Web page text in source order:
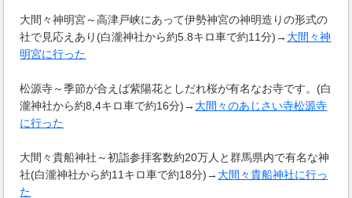
大間々神明宮～高津戸峡にあって伊勢神宮の神明造りの形式の
社で見応えあり(白瀧神社から約5.8キロ車で約11分)→ 大間々神
明宮に行った
松源寺～季節が合えば紫陽花としだれ桜が有名なお寺です。(白
瀧神社から約8,4キロ車で約16分)→ 大間々のあじさい寺松源寺
に行った
大間々貴船神社～初詣参拝客数約20万人と群馬県内で有名な神
社(白瀧神社から約11キロ車で約18分)→ 大間々貴船神社に行っ
た